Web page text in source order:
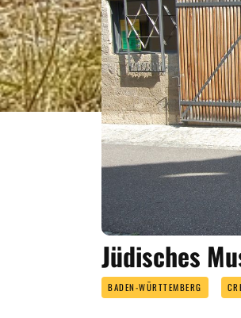
Jüdisches
BADEN-WÜRTTEMBERG